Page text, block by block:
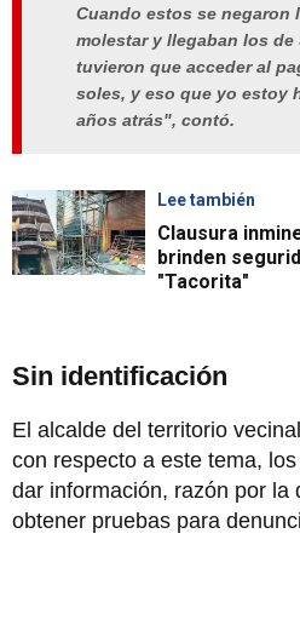
Cuando estos se negaron
molestar y llegaban los de
tuvieron que acceder al
soles, y eso que yo estoy
años atrás", contó.
Lee también
Clausura
brinden
"Tacorita"
Sin identificación
El alcalde del territorio
con respecto a este tema,
dar información, razón por la
obtener pruebas para